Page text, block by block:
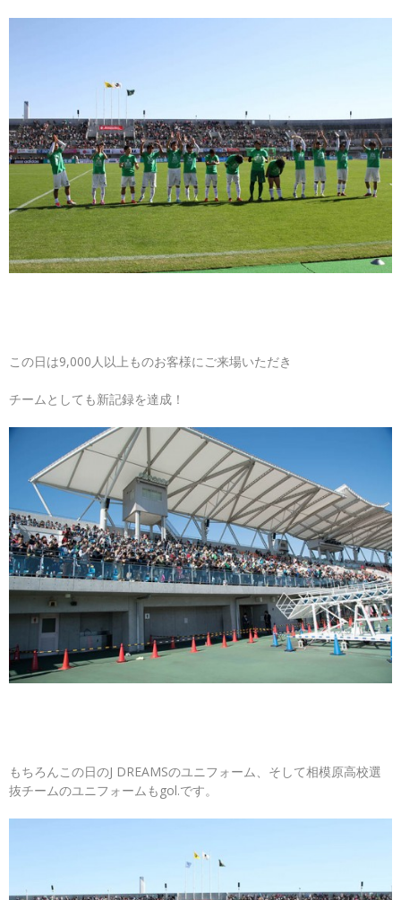
この日は9,000人以上ものお客様にご来場いただき
チームとしても新記録を達成！
もちろんこの日のJ DREAMSのユニフォーム、そして相模原高校選
抜チームのユニフォームもgol.です。